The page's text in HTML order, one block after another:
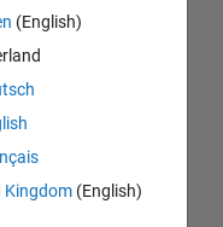
(English)
Kingdom(English)